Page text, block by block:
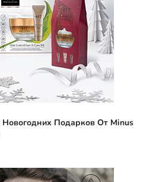
Подарков От Minus